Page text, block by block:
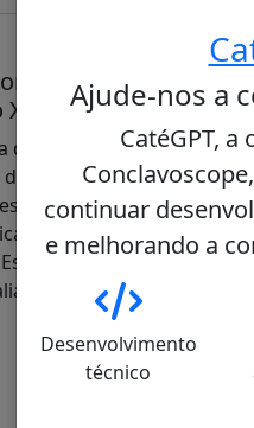
09/05/
Robert Francis
Capela Sistina em 8 de
um conclave
os 133 cardeais
Robert Francis Prevost
rápida eleição
estratégicas que
24978
Ajude-nos a
CatéGPT,
continuar
e melhorando a
Desenvolvimento
técnico